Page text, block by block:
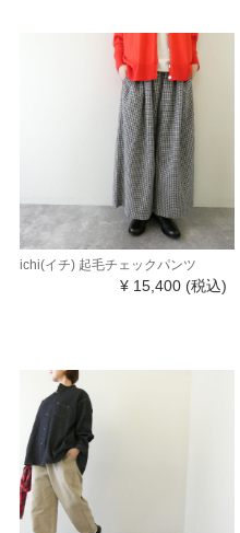
ichi(イチ) 起毛チェックパンツ
¥ 15,400 (税込)